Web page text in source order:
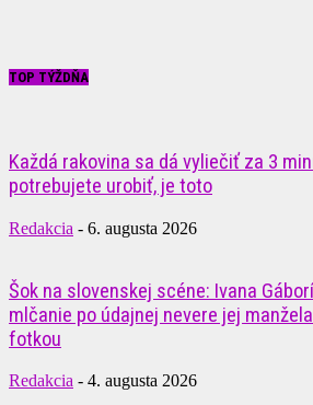
TOP TÝŽDŇA
Každá rakovina sa dá vyliečiť za 3
potrebujete urobiť, je toto
Redakcia - 6. augusta 2026
Šok na slovenskej scéne: Ivana
mlčanie po údajnej nevere jej
fotkou
Redakcia - 4. augusta 2026